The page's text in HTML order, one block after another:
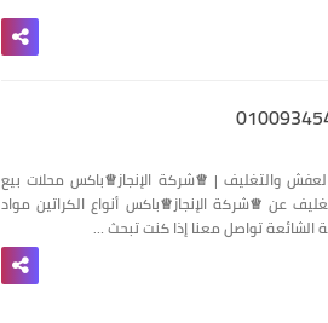
والتغليف | ♕شركة الإنجاز♕باكس محلات بيع
عن ♕شركة الإنجاز♕باكس أنواع الكراتين مواد
الشائعة تواصل معنا إذا كنت تبحث …